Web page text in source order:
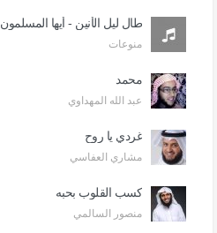
طال ليل الأنين - أيها المسلمون
منوعات
محمد
عبد الله المهداوي
غردي يا روح
مشاري العفاسي
كسب القلوب بحبه
منصور السالمي